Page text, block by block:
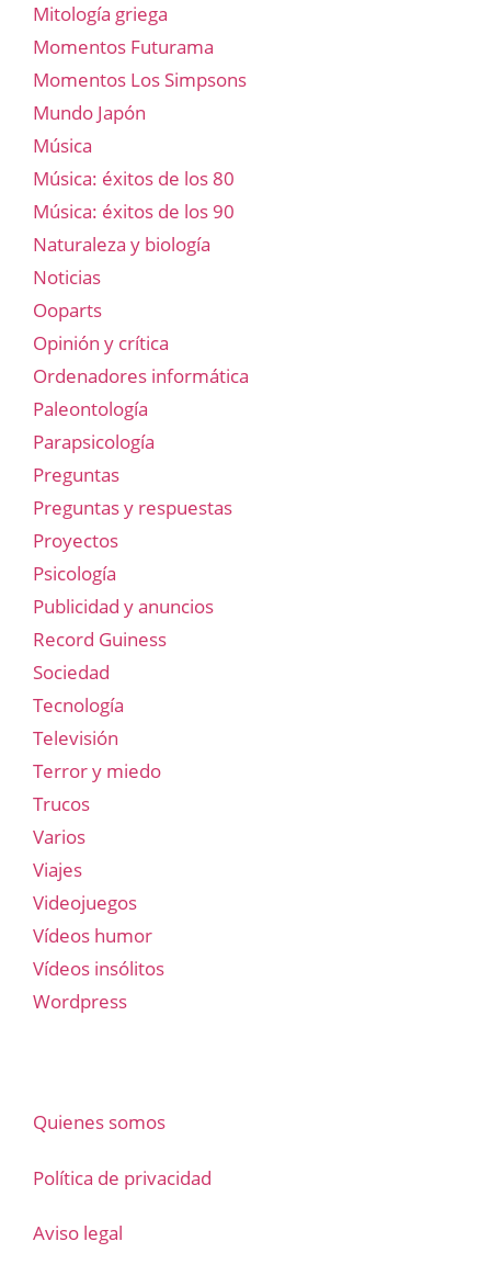
Mitología griega
Momentos Futurama
Momentos Los Simpsons
Mundo Japón
Música
Música: éxitos de los 80
Música: éxitos de los 90
Naturaleza y biología
Noticias
Ooparts
Opinión y crítica
Ordenadores informática
Paleontología
Parapsicología
Preguntas
Preguntas y respuestas
Proyectos
Psicología
Publicidad y anuncios
Record Guiness
Sociedad
Tecnología
Televisión
Terror y miedo
Trucos
Varios
Viajes
Videojuegos
Vídeos humor
Vídeos insólitos
Wordpress
Quienes somos
Política de privacidad
Aviso legal